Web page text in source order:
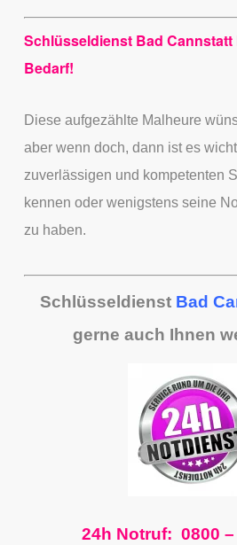
Schlüsseldienst Bad
Bedarf!
Diese aufgezählte Malheure
aber wenn doch, dann ist es
zuverlässigen und kompetenten
kennen oder wenigstens seine
zu haben.
Schlüsseldienst Bad
gerne auch Ihnen
24h Notruf: 0800 –